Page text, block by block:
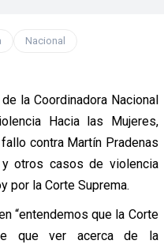
Nacional
la Coordinadora Nacional
Hacia las Mujeres,
contra Martín Pradenas
otros casos de violencia
por la Corte Suprema.
“entendemos que la Corte
que ver acerca de la